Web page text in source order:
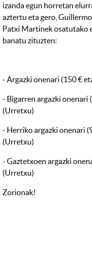
izanda egun horretan
aztertu eta gero,
Patxi Martinek osatutako
banatu zituzten:
- Argazki onenari (150 €
- Bigarren argazki onenari
(Urretxu)
- Herriko argazki onenari
(Urretxu)
- Gaztetxoen argazki
(Urretxu)
Zorionak!